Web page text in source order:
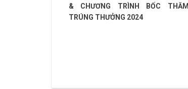
& CHƯƠNG TRÌNH BỐC THĂM
TRÚNG THƯỞNG 2024